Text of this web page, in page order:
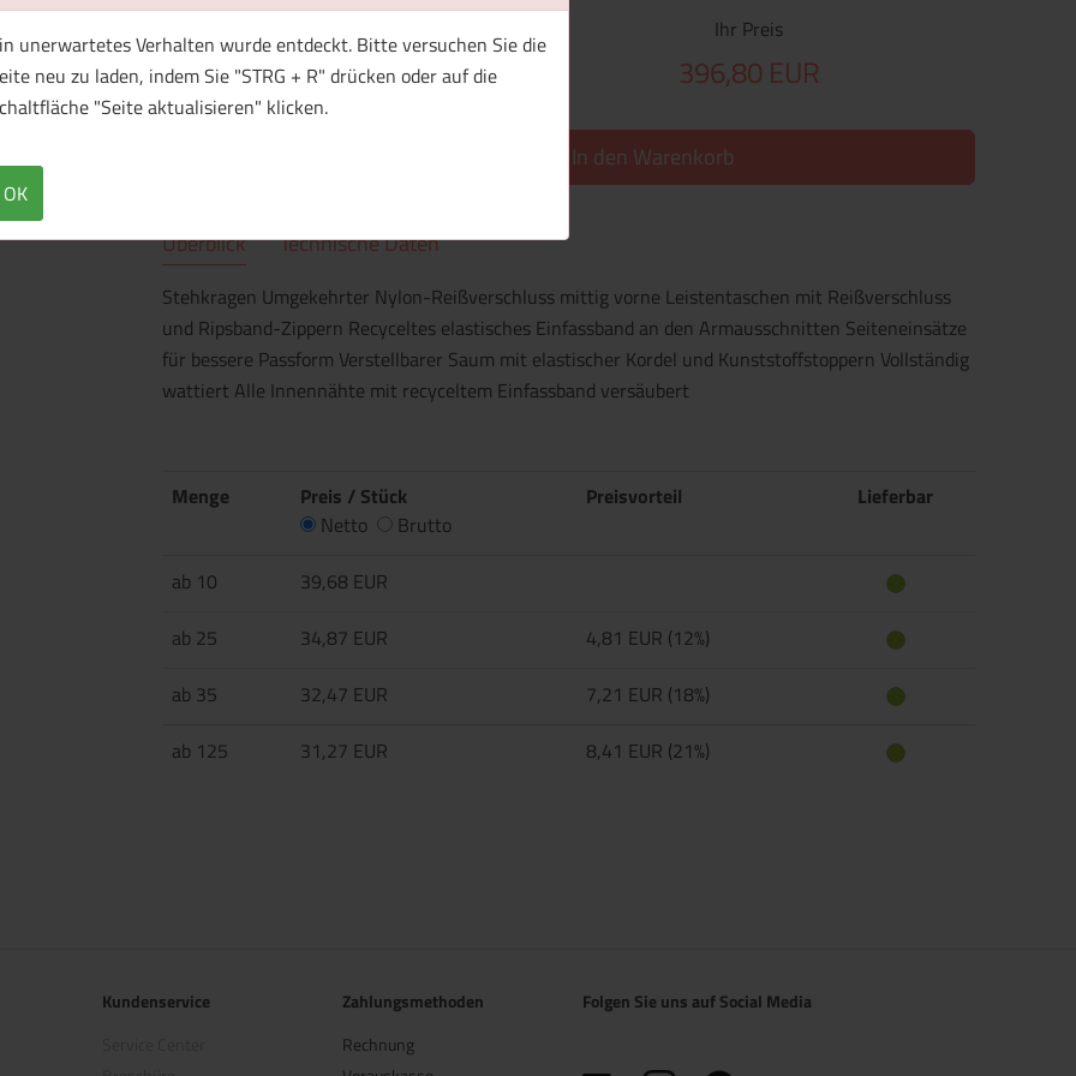
unerwartetes Verhalten wurde entdeckt. Bitte versuchen Sie die
neu zu laden, indem Sie "STRG + R" drücken oder auf die
"Seite aktualisieren" klicken.
OK
Ihr Preis
396,80 EUR
In den Warenkorb
Überblick Technische Daten
Stehkragen Umgekehrter Nylon-Reißverschluss mittig vorne Leistentaschen mit Reißverschluss
und Ripsband-Zippern Recyceltes elastisches Einfassband an den Armausschnitten Seiteneinsätze
für bessere Passform Verstellbarer Saum mit elastischer Kordel und Kunststoffstoppern Vollständig
wattiert Alle Innennähte mit recyceltem Einfassband versäubert
Menge
Preis / Stück
Netto
Brutto
Preisvorteil Lieferbar
ab 10
39,68 EUR
ab 25
34,87 EUR
4,81 EUR (12%)
ab 35
32,47 EUR
7,21 EUR (18%)
ab 125
31,27 EUR 8,41 EUR (21%)
Kundenservice
Zahlungsmethoden
Rechnung
Folgen Sie uns auf Social Media